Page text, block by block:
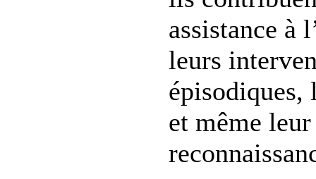
assistance à
leurs
et même leur